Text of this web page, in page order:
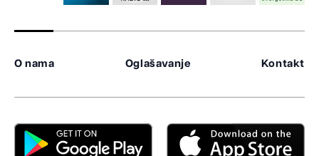
O nama Oglašavanje Kontakt